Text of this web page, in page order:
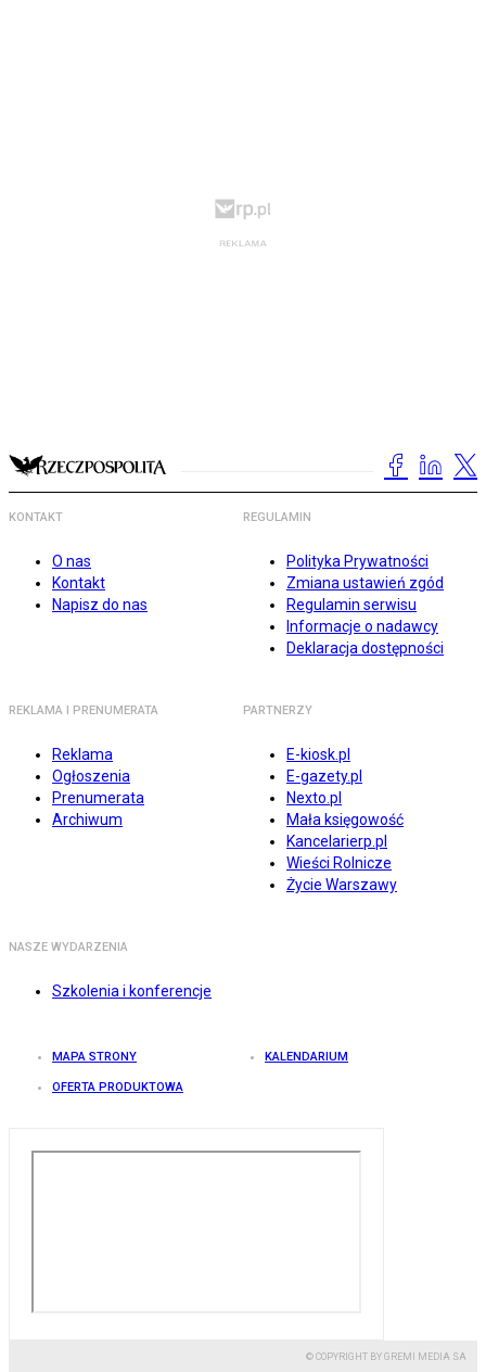
KONTAKT
O nas
Kontakt
Napisz do nas
REGULAMIN
Polityka Prywatności
Zmiana ustawień zgód
Regulamin serwisu
Informacje o nadawcy
Deklaracja dostępności
REKLAMA I PRENUMERATA
Reklama
Ogłoszenia
Prenumerata
Archiwum
PARTNERZY
E-kiosk.pl
E-gazety.pl
Nexto.pl
Mała księgowość
Kancelarierp.pl
Wieści Rolnicze
Życie Warszawy
NASZE WYDARZENIA
Szkolenia i konferencje
MAPA STRONY KALENDARIUM
OFERTA PRODUKTOWA
© COPYRIGHT BY GREMI MEDIA SA